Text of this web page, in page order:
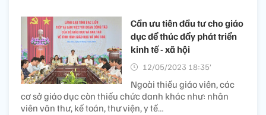
Cần ưu tiên đầu tư cho giáo
dục để thúc đẩy phát triển
kinh tế - xã hội
12/05/2023 18:35’
Ngoài thiếu giáo viên, các
cơ sở giáo dục còn thiếu chức danh khác như: nhân
viên văn thư, kế toán, thư viện, y tế…